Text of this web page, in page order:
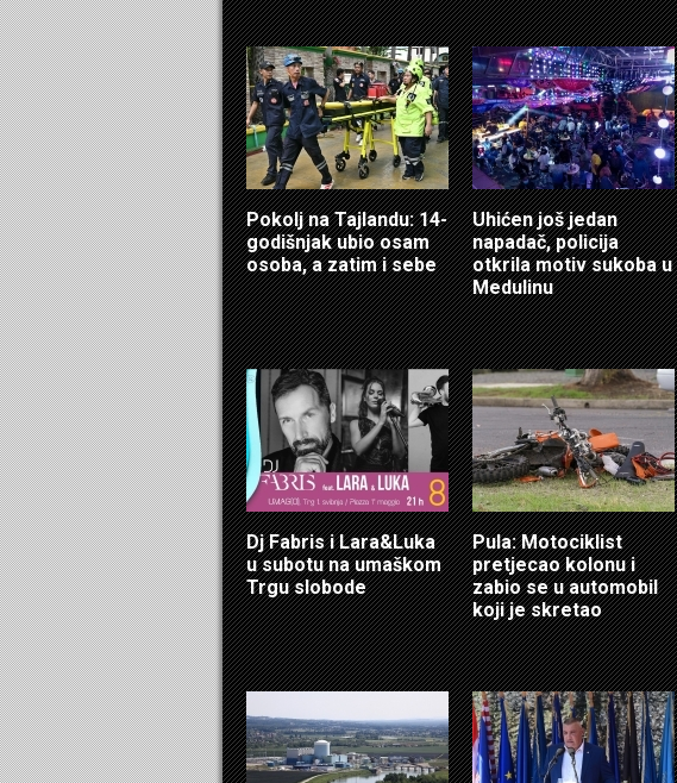
Pokolj na Tajlandu: 14-
godišnjak ubio osam
osoba, a zatim i sebe
Uhićen još jedan
napadač, policija
otkrila motiv sukoba u
Medulinu
Dj Fabris i Lara&Luka
u subotu na umaškom
Trgu slobode
Pula: Motociklist
pretjecao kolonu i
zabio se u automobil
koji je skretao